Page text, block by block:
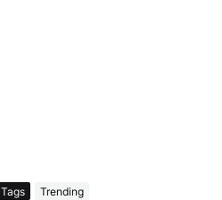
Tags Trending